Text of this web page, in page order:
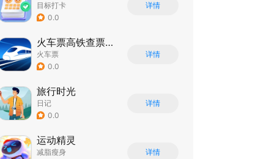
目标打卡
0.0
详情
火车票高铁查票管家
火车票
0.0
详情
旅行时光
日记
0.0
详情
运动精灵
减脂瘦身
详情